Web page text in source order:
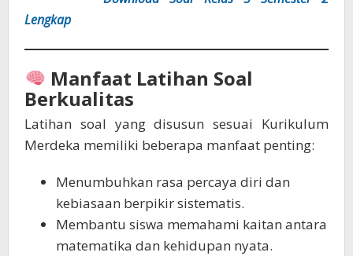
Lengkap
Manfaat Latihan Soal
Berkualitas
Latihan soal yang disusun sesuai Kurikulum
Merdeka memiliki beberapa manfaat penting:
Menumbuhkan rasa percaya diri dan
kebiasaan berpikir sistematis.
Membantu siswa memahami kaitan antara
matematika dan kehidupan nyata.